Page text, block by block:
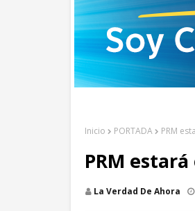
Inicio PORTADA PRM
PRM
La Verdad De Ahora